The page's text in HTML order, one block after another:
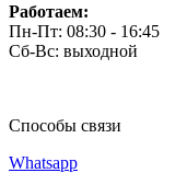
Работаем:
Пн-Пт: 08:30 - 16:45
Сб-Вс: выходной
Способы связи
Whatsapp